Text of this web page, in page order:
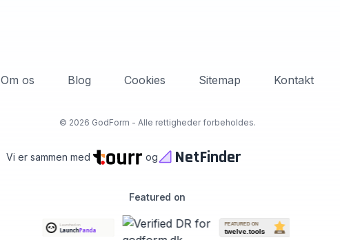
Om os Blog Cookies Sitemap Kontakt
© 2026 GodForm - Alle rettigheder forbeholdes.
Vi er sammen med og NetFinder
Featured on